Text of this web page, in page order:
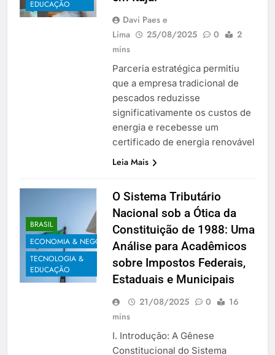
EDUCAÇÃO
Davi Paes e
Lima
25/08/2025 0
2
mins
Parceria estratégica permitiu
que a empresa tradicional de
pescados reduzisse
significativamente os custos de
energia e recebesse um
certificado de energia renovável
Leia Mais
BRASIL
ECONOMIA & NEGÓCIOS
TECNOLOGIA &
EDUCAÇÃO
O Sistema Tributário
Nacional sob a Ótica da
Constituição de 1988: Uma
Análise para Acadêmicos
sobre Impostos Federais,
Estaduais e Municipais
21/08/2025 0
16
mins
I. Introdução: A Gênese
Constitucional do Sistema